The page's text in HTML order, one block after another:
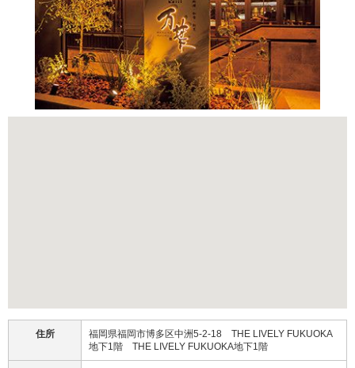
住所
福岡県福岡市博多区中洲5-2-18 THE LIVELY FUKUOKA
地下1階 THE LIVELY FUKUOKA地下1階